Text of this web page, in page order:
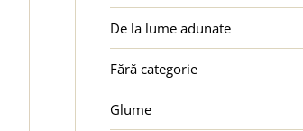
De la lume adunate
Fără categorie
Glume